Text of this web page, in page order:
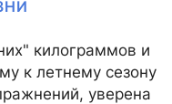
килограммов и
к летнему сезону
уверена